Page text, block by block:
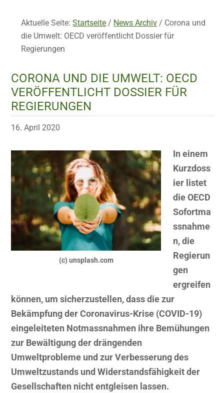
Aktuelle Seite:Startseite / News Archiv / Corona und
die Umwelt: OECD veröffentlicht Dossier für
Regierungen
CORONA UND DIE UMWELT: OECD
VERÖFFENTLICHT DOSSIER FÜR
REGIERUNGEN
16. April 2020
(c) unsplash.com
In einem
Kurzdoss
ier listet
die OECD
Sofortma
ssnahme
n, die
Regierun
gen
ergreifen
können, um sicherzustellen, dass die zur
Bekämpfung der Coronavirus-Krise (COVID-19)
eingeleiteten Notmassnahmen ihre Bemühungen
zur Bewältigung der drängenden
Umweltprobleme und zur Verbesserung des
Umweltzustands und Widerstandsfähigkeit der
Gesellschaften nicht entgleisen lassen.